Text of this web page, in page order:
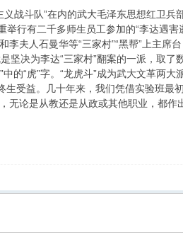
战斗队”在内的武大毛泽东思想红卫兵
举行有二千多师生员工参加的“李达遇
夫人石曼华等“三家村”“黑帮”上主席
坚决为李达“三家村”翻案的一派，取了
的“虎”字。“龙虎斗”成为武大文革两
生受益。几十年来，我们凭借实验班
论是从教还是从政或其他职业，都作